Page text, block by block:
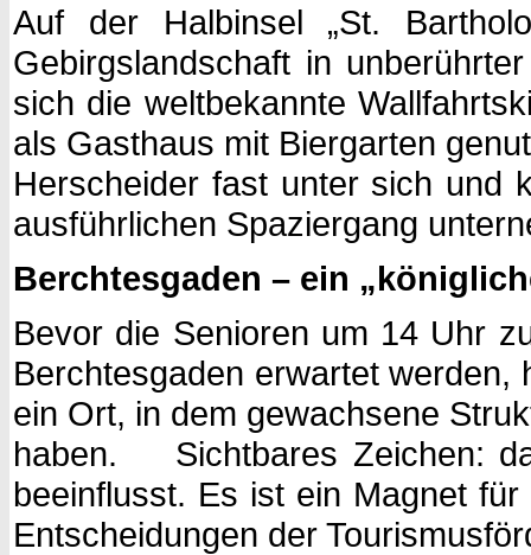
Auf der Halbinsel „St.
Gebirgslandschaft in
sich die weltbekannte
als Gasthaus mit Biergarten
Herscheider fast unter sich und
ausführlichen Spaziergang
Berchtesgaden – ein
Bevor die Senioren um 14 Uhr
Berchtesgaden erwartet
ein Ort, in dem gewachsene
haben. Sichtbares Zeichen:
beeinflusst. Es ist ein Magnet
Entscheidungen der